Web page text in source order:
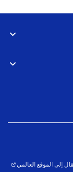
إلى الموقع العالمي